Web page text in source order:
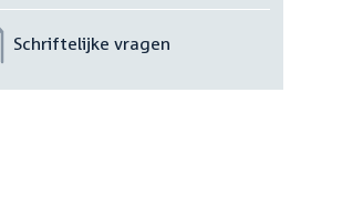
Schriftelijke vragen